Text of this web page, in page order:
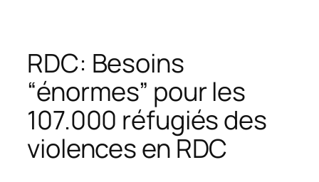
RDC: Besoins
“énormes” pour les
107.000 réfugiés des
violences en RDC